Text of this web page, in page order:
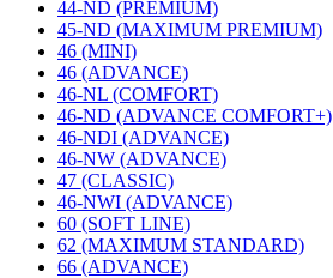
44-ND (PREMIUM)
45-ND (MAXIMUM PREMIUM)
46 (MINI)
46 (ADVANCE)
46-NL (COMFORT)
46-ND (ADVANCE COMFORT+)
46-NDI (ADVANCE)
46-NW (ADVANCE)
47 (CLASSIC)
46-NWI (ADVANCE)
60 (SOFT LINE)
62 (MAXIMUM STANDARD)
66 (ADVANCE)